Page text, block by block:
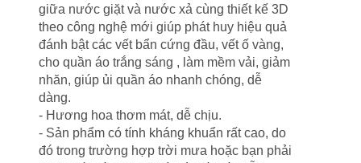
giữa nước giặt và nước xả cùng thiết kế 3D
theo công nghệ mới giúp phát huy hiệu quả
đánh bật các vết bẩn cứng đầu, vết ố vàng,
cho quần áo trắng sáng , làm mềm vải, giảm
nhăn, giúp ủi quần áo nhanh chóng, dễ
dàng.
- Hương hoa thơm mát, dễ chịu.
- Sản phẩm có tính kháng khuẩn rất cao, do
đó trong trường hợp trời mưa hoặc bạn phải